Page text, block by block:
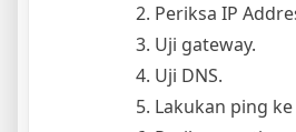
Periksa IP
Uji gateway.
Uji DNS.
Lakukan ping